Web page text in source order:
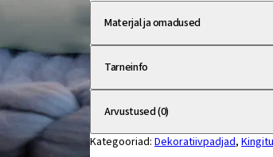
Kategooriad: Dekoratiivpadjad,
Materjal ja omadused
Tarneinfo
Arvustused (0)